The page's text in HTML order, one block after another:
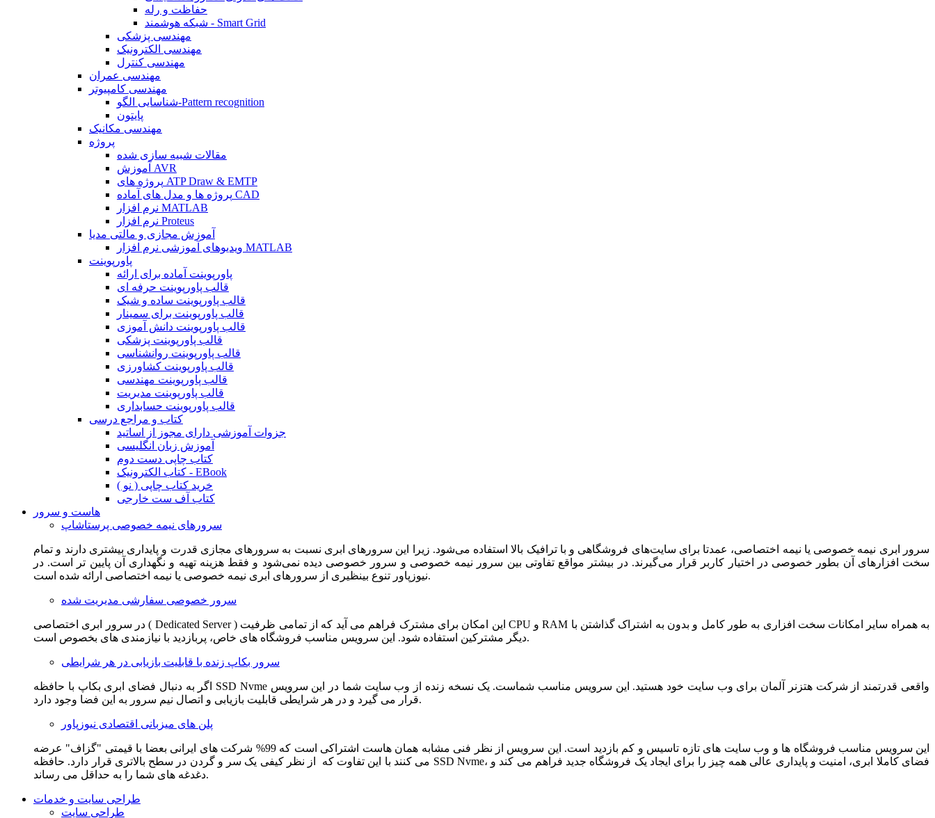
حفاظت و رله
شبکه هوشمند - Smart Grid
مهندسی پزشکی
مهندسی الکترونیک
مهندسی کنترل
مهندسی عمران
مهندسی کامپیوتر
شناسایی الگو-Pattern recognition
پایتون
مهندسی مکانیک
پروژه
مقالات شبیه سازی شده
آموزش AVR
پروژه های ATP Draw & EMTP
پروژه ها و مدل های آماده CAD
نرم افزار MATLAB
نرم افزار Proteus
آموزش مجازی و مالتی مدیا
ویدیوهای آموزشی نرم افزار MATLAB
پاورپوینت
پاورپوینت آماده برای ارائه
قالب پاورپوینت حرفه ای
قالب پاورپوینت ساده و شیک
قالب پاورپوینت برای سمینار
قالب پاورپوینت دانش آموزی
قالب پاورپوینت پزشکی
قالب پاورپوینت روانشناسی
قالب پاورپوینت کشاورزی
قالب پاورپوینت مهندسی
قالب پاورپوینت مدیریت
قالب پاورپوینت حسابداری
کتاب و مراجع درسی
جزوات آموزشی دارای مجوز از اساتید
آموزش زبان انگلیسی
کتاب چاپی دست دوم
کتاب الکترونیک - EBook
خرید کتاب چاپی ( نو )
کتاب آف ست خارجی
هاست و سرور
سرورهای نیمه خصوصی پرستاشاپ
سرور ابری نیمه خصوصی یا نیمه اختصاصی، عمدتا برای سایت‌های فروشگاهی و با ترافیک بالا استفاده می‌شود. زیرا این سرورهای ابری نسبت به سرورهای مجازی قدرت و پایداری بیشتری دارند و تمام
سخت افزارهای آن بطور خصوصی در اختیار کاربر قرار می‌گیرند. در بیشتر مواقع تفاوتی بین سرور نیمه خصوصی و سرور خصوصی دیده نمی‌شود و فقط هزینه تهیه و نگهداری آن پایین تر است. در
نیوزپاور تنوع بینظیری از سرورهای ابری نیمه خصوصی یا نیمه اختصاصی ارائه شده است.
سرور خصوصی سفارشی مدیریت شده
در سرور ابری اختصاصی ( Dedicated Server ) این امکان برای مشترک فراهم می آید که از تمامی ظرفیت CPU و RAM به همراه سایر امکانات سخت افزاری به طور کامل و بدون به اشتراک گذاشتن با
دیگر مشترکین استفاده شود. این سرویس مناسب فروشگاه های خاص، پربازدید با نیازمندی های بخصوص است.
سرور بکاپ زنده با قابلیت بازیابی در هر شرایطی
اگر به دنبال فضای ابری بکاپ با حافظه SSD Nvme واقعی قدرتمند از شرکت هتزنر آلمان برای وب سایت خود هستید. این سرویس مناسب شماست. یک نسخه زنده از وب سایت شما در این سرویس
قرار می گیرد و در هر شرایطی قابلیت بازیابی و اتصال نیم سرور به این فضا وجود دارد.
پلن های میزبانی اقتصادی نیوزپاور
این سرویس مناسب فروشگاه ها و وب سایت های تازه تاسیس و کم بازدید است. این سرویس از نظر فنی مشابه همان هاست اشتراکی است که 99% شرکت های ایرانی بعضا با قیمتی "گزاف" عرضه
می کنند با این تفاوت که از نظر کیفی یک سر و گردن در سطح بالاتری قرار دارد. حافظه SSD Nvme، فضای کاملا ابری، امنیت و پایداری عالی همه چیز را برای ایجاد یک فروشگاه جدید فراهم می کند و
دغدغه های شما را به حداقل می رساند.
طراحی سایت و خدمات
طراحی سایت